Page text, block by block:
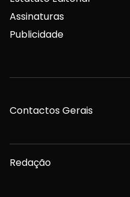
Assinaturas
Publicidade
Contactos Gerais
Redação